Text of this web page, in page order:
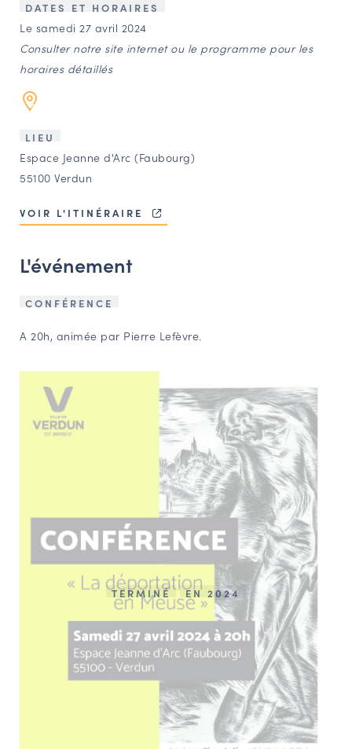
LES ACTIONS PHARES
CONTACT
Agenda
Annuaire
Ressources
OFFRES D’EMPLOI ET DE STAGE
OUTILS EN LIGNE
Espace acteurs
NAVIGATION FILTRÉE « ACTEURS »
PORTAIL CULTURE
Comité d'Histoire Régionale
Service Inventaire et Patrimoines de la Région Grand Est
VOUS ÊTES…
Amateurs d’histoire et de patrimoine
Responsables de structures
Étudiants & chercheurs
DATES ET HORAIRES
Le samedi 27 avril 2024
Consulter notre site internet ou le programme pour les
horaires détaillés
LIEU
Espace Jeanne d'Arc (Faubourg)
55100 Verdun
VOIR L'ITINÉRAIRE
L'événement
CONFÉRENCE
A 20h, animée par Pierre Lefèvre.
TERMINÉ EN 2024